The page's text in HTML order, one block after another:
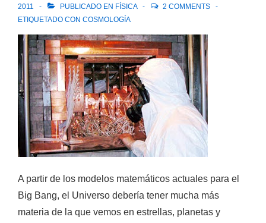
2011
PUBLICADO EN FÍSICA
2 COMMENTS
ETIQUETADO CON COSMOLOGÍA
A partir de los modelos matemáticos actuales para el
Big Bang, el Universo debería tener mucha más
materia de la que vemos en estrellas, planetas y